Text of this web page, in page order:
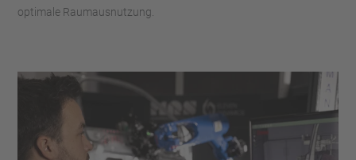
optimale Raumausnutzung.